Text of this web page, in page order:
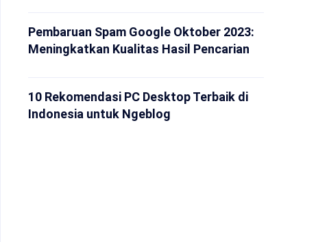
Pembaruan Spam Google Oktober 2023:
Meningkatkan Kualitas Hasil Pencarian
10 Rekomendasi PC Desktop Terbaik di
Indonesia untuk Ngeblog